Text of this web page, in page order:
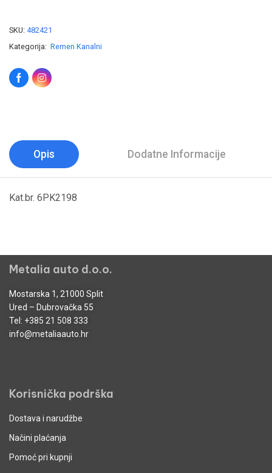
SKU: 482421
Kategorija: Remen Kanalni
Opis Dodatne Informacije
Kat.br. 6PK2198
Metalia auto d.o.o.
Mostarska 1, 21000 Split
Ured – Dubrovačka 55
Tel: +385 21 508 333
info@metaliaauto.hr
Korisnička podrška
Dostava i narudžbe
Načini plaćanja
Pomoć pri kupnji